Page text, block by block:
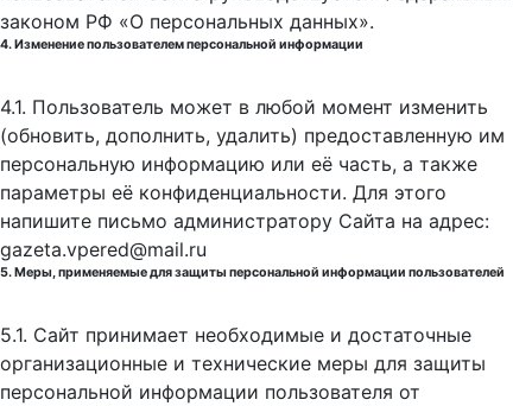
законом РФ «О персональных данных».
4. Изменение пользователем персональной информации
4.1. Пользователь может в любой момент изменить
(обновить, дополнить, удалить) предоставленную им
персональную информацию или её часть, а также
параметры её конфиденциальности. Для этого
напишите письмо администратору Сайта на адрес:
gazeta.vpered@mail.ru
5. Меры, применяемые для защиты персональной информации пользователей
5.1. Сайт принимает необходимые и достаточные
организационные и технические меры для защиты
персональной информации пользователя от